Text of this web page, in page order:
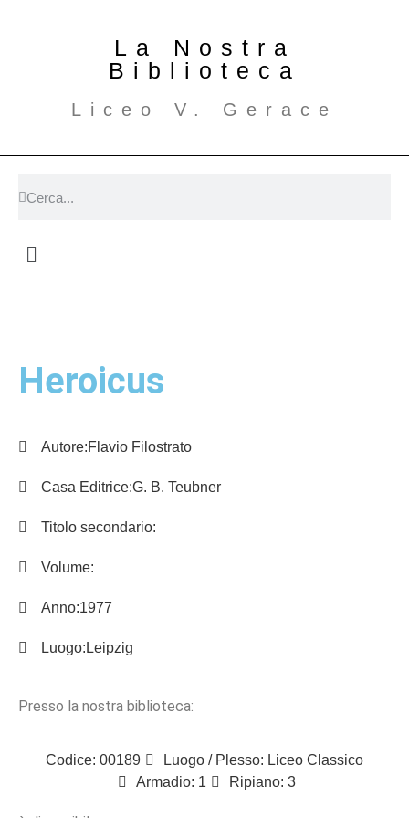
La Nostra
Biblioteca
Liceo V. Gerace
Heroicus
Autore:Flavio Filostrato
Casa Editrice:G. B. Teubner
Titolo secondario:
Volume:
Anno:1977
Luogo: Leipzig
Presso la nostra biblioteca:
Codice: 00189
Luogo / Plesso: Liceo Classico
Armadio: 1
Ripiano: 3